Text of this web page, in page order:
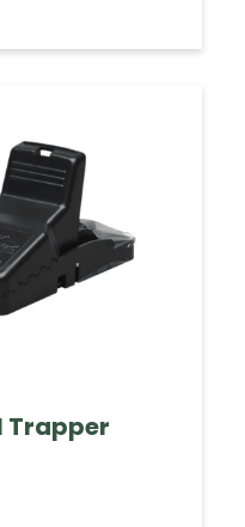
Trapper